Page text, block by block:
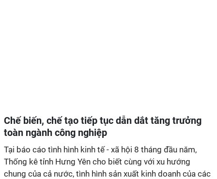
Chế biến, chế tạo tiếp tục dẫn dắt tăng trưởng
toàn ngành công nghiệp
Tại báo cáo tình hình kinh tế - xã hội 8 tháng đầu năm,
Thống kê tỉnh Hưng Yên cho biết cùng với xu hướng
chung của cả nước, tình hình sản xuất kinh doanh của các